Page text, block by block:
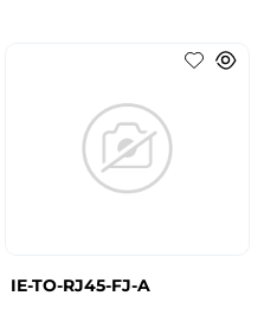
IE-TO-RJ45-FJ-A